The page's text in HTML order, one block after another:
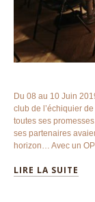
Du 08 au 10 Juin
club de l’échiquier
toutes ses
ses partenaires
horizon… Avec un
LIRE LA SUITE